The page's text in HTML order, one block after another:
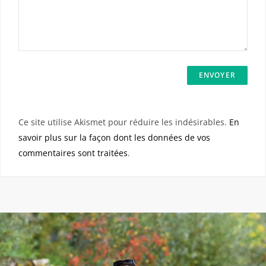
Ce site utilise Akismet pour réduire les indésirables. En
savoir plus sur la façon dont les données de vos
commentaires sont traitées.